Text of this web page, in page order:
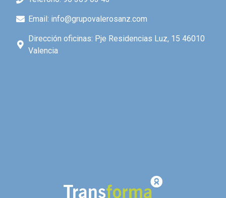
Email: info@grupovalerosanz.com
Dirección oficinas: Pje Residencias Luz, 15 46010
Valencia